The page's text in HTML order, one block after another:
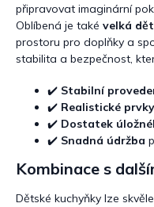
připravovat imaginární
Oblíbená je také velká
prostoru pro doplňky a
stabilita a bezpečnost,
✔️ Stabilní
✔️ Realistické prvky
✔️ Dostatek
✔️ Snadná údržba
Kombinace s
Dětské kuchyňky lze